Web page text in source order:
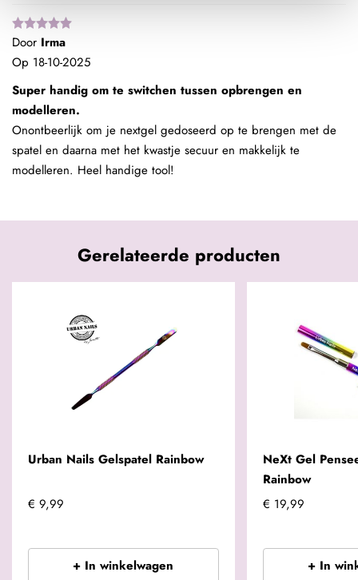
Door Irma
Op 18-10-2025
Super handig om te switchen tussen opbrengen en
modelleren.
Onontbeerlijk om je nextgel gedoseerd op te brengen met de
spatel en daarna met het kwastje secuur en makkelijk te
modelleren. Heel handige tool!
Gerelateerde producten
Urban Nails Gelspatel Rainbow
€ 9,99
+ In winkelwagen
NeXt Gel
Rainbow
€ 19,99
+ In